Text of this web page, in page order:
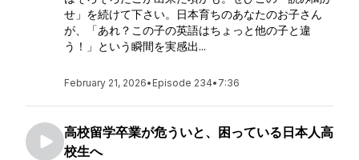
せ」を続けて下さい。日本育ちのあなたのお子さん
が、「あれ？この子の英語はちょっと他の子と違
う！」という瞬間を実感出...
February 21, 2026• Episode 234• 7:36
高校留学卒業が危ういと、困っている日本人高
校生へ